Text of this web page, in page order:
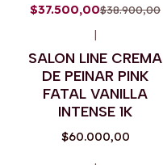
$37.500,00$38.900,00
|
SALON LINE CREMA
DE PEINAR PINK
FATAL VANILLA
INTENSE 1K
$60.000,00